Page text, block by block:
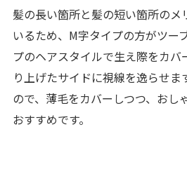
髪の長い箇所と髪の短い箇所のメ
いるため、M字タイプの方がツー
プのヘアスタイルで生え際をカバ
り上げたサイドに視線を逸らせま
ので、薄毛をカバーしつつ、おし
おすすめです。